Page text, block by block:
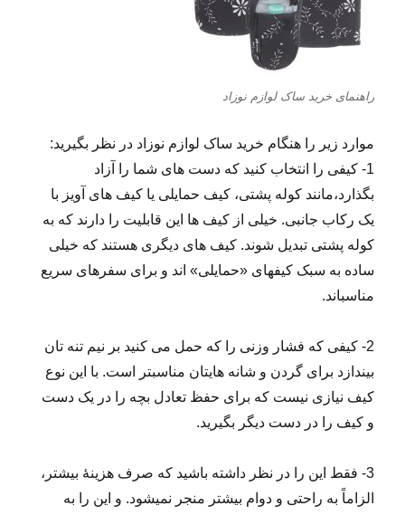
راهنمای خرید ساک لوازم نوزاد
موارد زیر را هنگام خرید ساک لوازم نوزاد در نظر بگیرید:
1- کیفی را انتخاب کنید که دست های شما را آزاد
بگذارد،مانند کوله پشتی، کیف حمایلی یا کیف های آویز با
یک رکاب جانبی. خیلی از کیف­ ها این قابلیت را دارند که به
کوله­ پشتی تبدیل شوند. کیف ­های دیگری هستند که خیلی
ساده به سبک کیف­های «حمایلی» اند و برای سفرهای سریع
مناسب­اند.
2- کیفی که فشار وزنی را که حمل می­ کنید بر نیم تنه­ تان
بیندازد برای گردن و شانه­ هایتان مناسب­تر است. با این نوع
کیف نیازی نیست که برای حفظ تعادل بچه­ را در یک دست
و کیف را در دست دیگر بگیرید.
3- فقط این را در نظر داشته باشید که صرف هزینۀ بیشتر،
الزاماً به راحتی و دوام بیشتر منجر نمی­شود. و این را به